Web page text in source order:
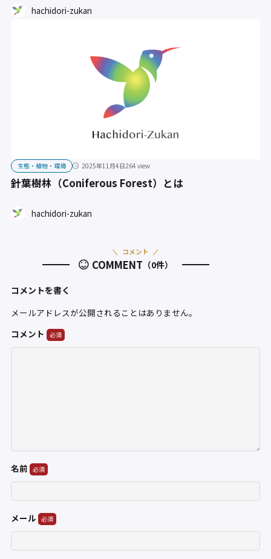
hachidori-zukan
生態・植物・環境 2025年11月4日264 view
針葉樹林（Coniferous Forest）とは
hachidori-zukan
COMMENT （0件）
コメント
コメントを書く
メールアドレスが公開されることはありません。
コメント
名前
メール